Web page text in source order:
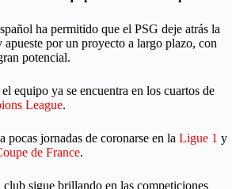
ha permitido que el PSG deje atrás la
apueste por un proyecto a largo plazo, con
potencial.
equipo ya se encuentra en los cuartos de
League.
pocas jornadas de coronarse en la Ligue 1 y
de France.
club sigue brillando en las competiciones